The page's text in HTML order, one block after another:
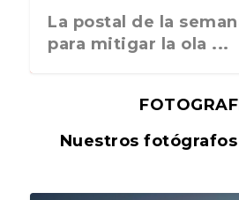
La postal de la
para mitigar la ola ...
Nuestros